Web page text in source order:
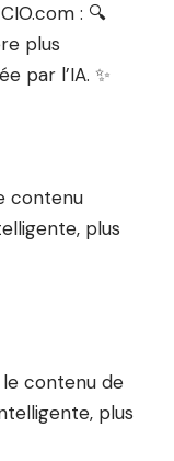
: 🔍
plus
par l’IA. ✨
contenu
plus
contenu de
plus